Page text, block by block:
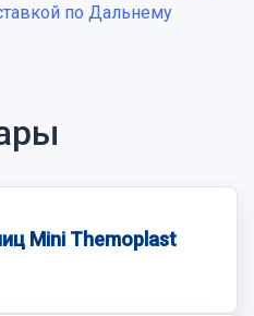
по Дальнему
Mini Themoplast